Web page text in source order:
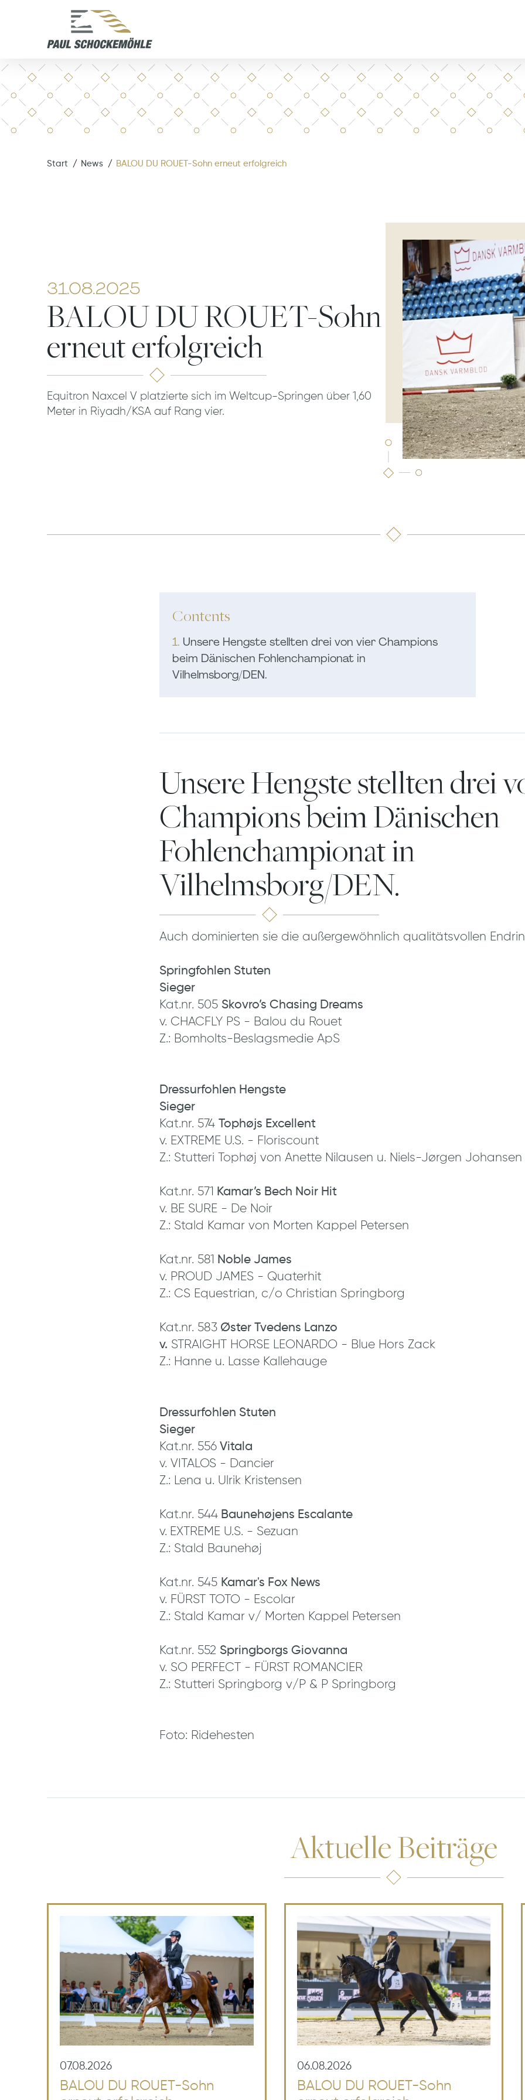
Start News BALOU DU ROUET-Sohn erneut erfolgreich
31.08.2025
BALOU DU ROUET-Sohn
erneut erfolgreich
Equitron Naxcel V platzierte sich im Weltcup-Springen über 1,60
Meter in Riyadh/KSA auf Rang vier.
Contents
1. Unsere Hengste stellten drei von vier Champions
beim Dänischen Fohlenchampionat in
Vilhelmsborg/DEN.
Unsere Hengste stellten drei
Champions beim Dänischen
Fohlenchampionat in
Vilhelmsborg/DEN.
Auch dominierten sie die außergewöhnlich qualitätsvollen
Springfohlen Stuten
Sieger
Kat.nr. 505 Skovro’s Chasing Dreams
v. CHACFLY PS - Balou du Rouet
Z.: Bomholts-Beslagsmedie ApS
Dressurfohlen Hengste
Sieger
Kat.nr. 574 Tophøjs Excellent
v. EXTREME U.S. - Floriscount
Z.: Stutteri Tophøj von Anette Nilausen u. Niels-Jørgen Johansen
Kat.nr. 571 Kamar’s Bech Noir Hit
v. BE SURE - De Noir
Z.: Stald Kamar von Morten Kappel Petersen
Kat.nr. 581 Noble James
v. PROUD JAMES - Quaterhit
Z.: CS Equestrian, c/o Christian Springborg
Kat.nr. 583 Øster Tvedens Lanzo
v. STRAIGHT HORSE LEONARDO - Blue Hors Zack
Z.: Hanne u. Lasse Kallehauge
Dressurfohlen Stuten
Sieger
Kat.nr. 556 Vitala
v. VITALOS - Dancier
Z.: Lena u. Ulrik Kristensen
Kat.nr. 544 Baunehøjens Escalante
v. EXTREME U.S. - Sezuan
Z.: Stald Baunehøj
Kat.nr. 545 Kamar's Fox News
v. FÜRST TOTO - Escolar
Z.: Stald Kamar v/ Morten Kappel Petersen
Kat.nr. 552 Springborgs Giovanna
v. SO PERFECT - FÜRST ROMANCIER
Z.: Stutteri Springborg v/P & P Springborg
Foto: Ridehesten
Aktuelle Beiträge
07.08.2026
BALOU DU ROUET-Sohn
06.08.2026
BALOU DU ROUET-Sohn